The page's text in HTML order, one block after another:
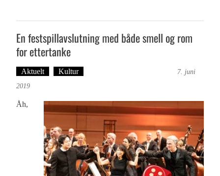
En festspillavslutning med både smell og rom
for ettertanke
Aktuelt Kultur
7. juni
2019
Åh,